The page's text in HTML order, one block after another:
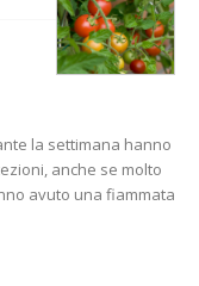
la settimana hanno
anche se molto
avuto una fiammata